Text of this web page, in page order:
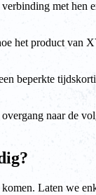
met hen
het product van
beperkte
naar de
Laten we